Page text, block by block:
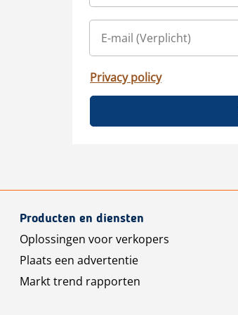
Privacy policy
Producten en diensten
Oplossingen voor verkopers
Plaats een advertentie
Markt trend rapporten